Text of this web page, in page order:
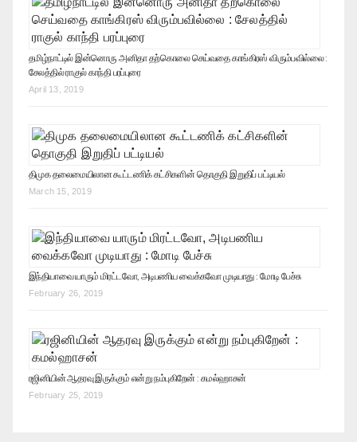
தமிழ்நாட்டில் இன்னொரு அனிதா தற்கொலை செய்வதை காங்கிரஸ் விரும்பவில்லை :
சேலத்தில் ராகுல் காந்தி பரப்புரை
April 13, 2019
திமுக தலைமையிலான கூட்டணிக் கட்சிகளின் தொகுதி இறுதிப் பட்டியல்
March 15, 2019
இந்தியாவை யாரும் மிரட்டவோ, அடிபணிய வைக்கவோ முடியாது : மோடி பேச்சு
February 26, 2019
ரஜினியின் ஆதரவு இருக்கும் என்று நம்புகிறேன் : கமல்ஹாசன்
February 25, 2019